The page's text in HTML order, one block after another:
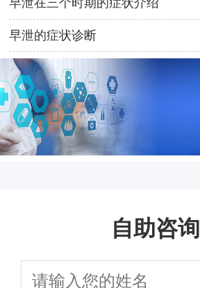
早泄在三个时期的症状介绍
早泄的症状诊断
自助咨询